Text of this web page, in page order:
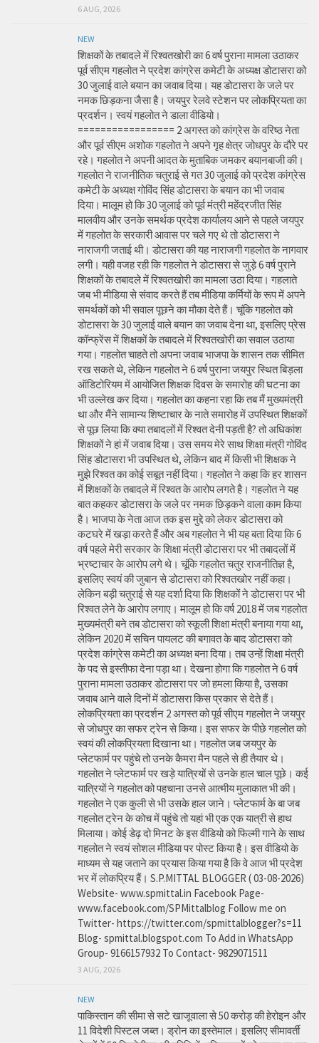
6 AUG, 2026
NEW
शिक्षकों के तबादले में रिश्वतखोरी का 6 वर्ष पुराना मामला उठाकर
पूर्व सीएम गहलोत ने प्रदेश कांग्रेस कमेटी के अध्यक्ष डोटासरा को
30 जुलाई वाले बयान का जवाब दिया। यह डोटासरा के जले पर
नमक छिड़कना जैसा है। जयपुर रेलवे स्टेशन पर लोकप्रियता का
प्रदर्शन। स्वयं गहलोत ने डाला वीडियो।
================= 2 अगस्त को कांग्रेस के वरिष्ठ नेता
और पूर्व सीएम अशोक गहलोत ने अपने गृह क्षेत्र जोधपुर के दौरे पर
रहे। गहलोत ने अपनी आदत के मुताबिक जमकर बयानबाजी की।
गहलोत ने राजनीतिक चतुराई से गत 30 जुलाई को प्रदेश कांग्रेस
कमेटी के अध्यक्ष गोविंद सिंह डोटासरा के बयान का भी जवाब
दिया। मालूम हो कि 30 जुलाई को पूर्व मंत्री महेंद्रजीत सिंह
मालवीय और उनके समर्थक प्रदेश कार्यालय आने से पहले जयपुर
में गहलोत के सरकारी आवास पर चले गए थे तो डोटासरा ने
नाराजगी जताई थी। डोटासरा की यह नाराजगी गहलोत के नागवार
लगी। यही वजह रही कि गहलोत ने डोटासरा से जुड़े 6 वर्ष पुराने
शिक्षकों के तबादले में रिश्वतखोरी का मामला उठा दिया। गहलाते
जब भी मीडिया से संवाद करते हैं तब मीडिया कर्मियों के रूप में अपने
समर्थकों को भी सवाल पूछने का मौका देते हैं। चूंकि गहलोत को
डोटासरा के 30 जुलाई वाले बयान का जवाब देना था, इसलिए प्रेस
कॉन्फ्रेंस में शिक्षकों के तबादले में रिश्वतखोरी का सवाल उठाया
गया। गहलोत चाहते तो अपना जवाब भाजपा के शासन तक सीमित
रख सकते थे, लेकिन गहलोत ने 6 वर्ष पुराना जयपुर स्थित बिड़ला
ऑडिटोरियम में आयोजित शिक्षक दिवस के समारोह की घटना का
भी उल्लेख कर दिया। गहलोत का कहना रहा कि तब मैं मुख्यमंत्री
था और मैंने सामान्य शिष्टाचार के नाते समारोह में उपस्थित शिक्षकों
से पूछ लिया कि क्या तबादलों में रिश्वत देनी पड़ती है? तो अधिकांश
शिक्षकों ने हां में जवाब दिया। उस समय मेरे साथ शिक्षा मंत्री गोविंद
सिंह डोटासरा भी उपस्थित थे, लेकिन बाद में किसी भी शिक्षक ने
मुझे रिश्वत का कोई सबूत नहीं दिया। गहलोत ने कहा कि हर शासन
में शिक्षकों के तबादले में रिश्वत के आरोप लगते है। गहलोत ने यह
बात कहकर डोटासरा के जले पर नमक छिड़कने वाला काम किया
है। भाजपा के नेता आज तक इस मुद्दे को लेकर डोटासरा को
कटघरे में खड़ा करते हैं और अब गहलोत ने भी यह बता दिया कि 6
वर्ष पहले मेरी सरकार के शिक्षा मंत्री डोटासरा पर भी तबादलों में
भ्रष्टाचार के आरोप लगे थे। चूंकि गहलोत चतुर राजनीतिज्ञ है,
इसलिए स्वयं की जुबान से डोटासरा को रिश्वतखोर नहीं कहा।
लेकिन बड़ी चतुराई से यह दर्शा दिया कि शिक्षकों ने डोटासरा पर भी
रिश्वत लेने के आरोप लगाए। मालूम हो कि वर्ष 2018 में जब गहलोत
मुख्यमंत्री बने तब डोटासरा को स्कूली शिक्षा मंत्री बनाया गया था,
लेकिन 2020 में सचिन पायलट की बगावत के बाद डोटासरा को
प्रदेश कांग्रेस कमेटी का अध्यक्ष बना दिया। तब उन्हें शिक्षा मंत्री
के पद से इस्तीफा देना पड़ा था। देखना होगा कि गहलोत ने 6 वर्ष
पुराना मामला उठाकर डोटासरा पर जो हमला किया है, उसका
जवाब आने वाले दिनों में डोटासरा किस प्रकार से देते हैं।
लोकप्रियता का प्रदर्शन 2 अगस्त को पूर्व सीएम गहलोत ने जयपुर
से जोधपुर का सफर ट्रेन से किया। इस सफर के पीछे गहलोत को
स्वयं की लोकप्रियता दिखाना था। गहलोत जब जयपुर के
प्लेटफार्म पर पहुंचे तो उनके कैमरा मैन पहले से ही तैयार थे।
गहलोत ने प्लेटफार्म पर खड़े यात्रियों से उनके हाल चाल पूछे। कई
यात्रियों ने गहलोत को पहचाना उनसे आत्मीय मुलाकात भी की।
गहलोत ने एक कुली से भी उसके हाल जाने। प्लेटफार्म के बा जब
गहलोत ट्रेन के कोच में पहुंचे तो यहां भी एक एक यात्री से हाथ
मिलाया। कोई डेढ़ दो मिनट के इस वीडियो को फिल्मी गाने के साथ
गहलोत ने स्वयं सोशल मीडिया पर पोस्ट किया है। इस वीडियो के
माध्यम से यह जताने का प्रयास किया गया है कि वे आज भी प्रदेश
भर में लोकप्रिय हैं। S.P.MITTAL BLOGGER ( 03-08-2026)
Website- www.spmittal.in Facebook Page-
www.facebook.com/SPMittalblog Follow me on
Twitter- https://twitter.com/spmittalblogger?s=11
Blog- spmittal.blogspot.com To Add in WhatsApp
Group- 9166157932 To Contact- 9829071511
3 AUG, 2026
NEW
पाकिस्तान की सीमा से सटे खाजूवाला से 50 करोड़ की हेरोइन और
11 विदेशी पिस्टल जब्त। ड्रोन का इस्तेमाल। इसलिए सीमावर्ती